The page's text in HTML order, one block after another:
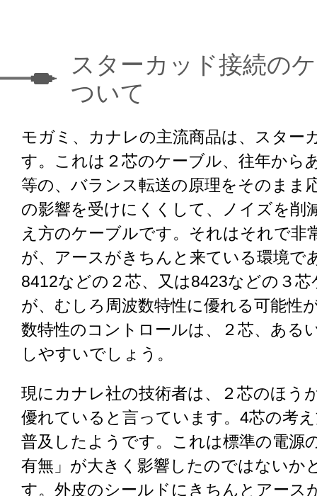
スターカッド接続の
ついて
モガミ、カナレの主流商品は、スター
す。これは２芯のケーブル、往年から
等の、バランス転送の原理をそのまま
の影響を受けにくくして、ノイズを削
え方のケーブルです。それはそれで非
が、アースがきちんと来ている環境で
8412などの２芯、又は8423などの３
が、むしろ周波数特性に優れる可能性
数特性のコントロールは、２芯、ある
しやすいでしょう。
現にカナレ社の技術者は、２芯のほう
優れていると言っています。4芯の考
普及したようです。これは標準の電源
有無」が大きく影響したのではないか
す。外皮のシールドにきちんとアース